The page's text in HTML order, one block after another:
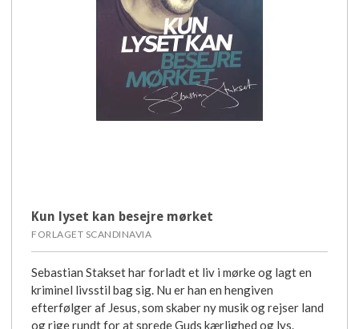
Kun lyset kan besejre mørket
FORLAGET SCANDINAVIA
Sebastian Stakset har forladt et liv i mørke og lagt en
kriminel livsstil bag sig. Nu er han en hengiven
efterfølger af Jesus, som skaber ny musik og rejser land
og rige rundt for at sprede Guds kærlighed og lys.